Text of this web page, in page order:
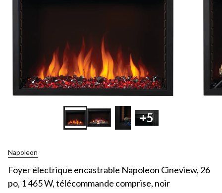
+5
Napoleon
Foyer électrique encastrable Napoleon Cineview, 26
po, 1 465 W, télécommande comprise, noir